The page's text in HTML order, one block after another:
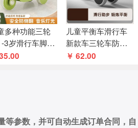
多种功能三轮
3岁滑行车脚踏
宝手推车自行
儿童平衡车滑行车
新款车三轮车防侧
翻灯光溜溜车1-3岁
￥ 62.00
等参数，并可自动生成订单合同，自